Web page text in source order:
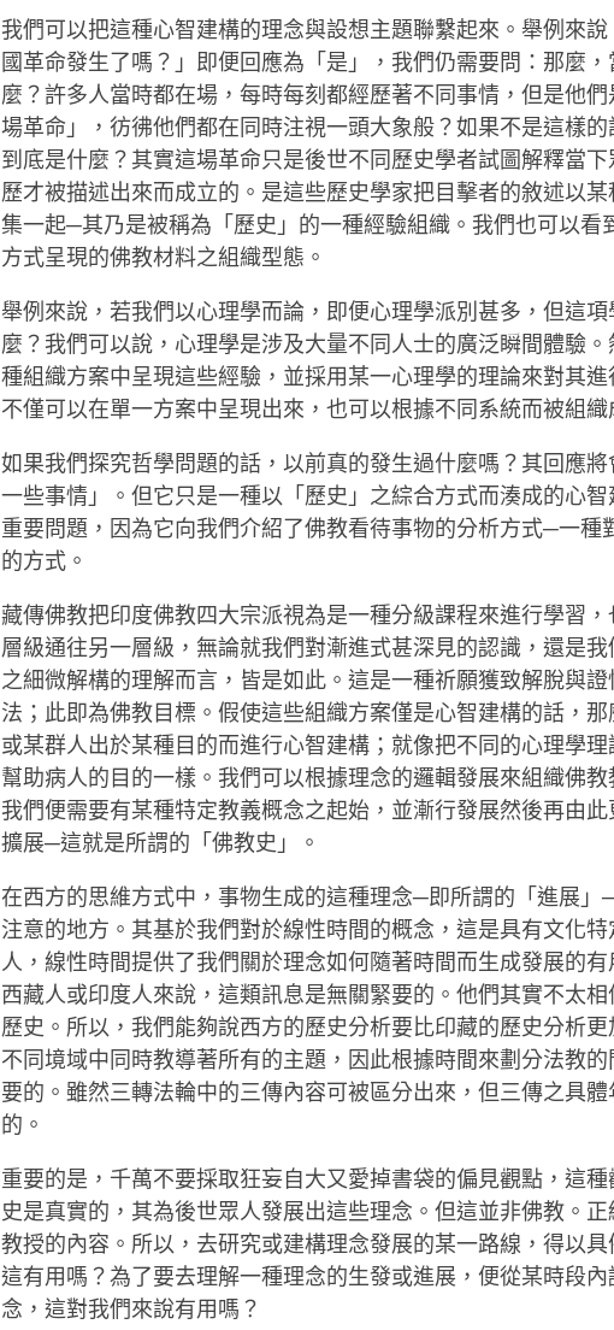
我們可以把這種心智建構的理念與設想主題聯繫起來。舉例來
國革命發生了嗎？」即便回應為「是」，我們仍需要問：那麼
麼？許多人當時都在場，每時每刻都經歷著不同事情，但是他
場革命」，彷彿他們都在同時注視一頭大象般？如果不是這樣
到底是什麼？其實這場革命只是後世不同歷史學者試圖解釋當
歷才被描述出來而成立的。是這些歷史學家把目擊者的敘述以
集一起─其乃是被稱為「歷史」的一種經驗組織。我們也可以看
方式呈現的佛教材料之組織型態。
舉例來說，若我們以心理學而論，即便心理學派別甚多，但這
麼？我們可以說，心理學是涉及大量不同人士的廣泛瞬間體驗
種組織方案中呈現這些經驗，並採用某一心理學的理論來對其
不僅可以在單一方案中呈現出來，也可以根據不同系統而被組織
如果我們探究哲學問題的話，以前真的發生過什麼嗎？其回應
一些事情」。但它只是一種以「歷史」之綜合方式而湊成的心
重要問題，因為它向我們介紹了佛教看待事物的分析方式─一種
的方式。
藏傳佛教把印度佛教四大宗派視為是一種分級課程來進行學習
層級通往另一層級，無論就我們對漸進式甚深見的認識，還是
之細微解構的理解而言，皆是如此。這是一種祈願獲致解脫與
法；此即為佛教目標。假使這些組織方案僅是心智建構的話，
或某群人出於某種目的而進行心智建構；就像把不同的心理學
幫助病人的目的一樣。我們可以根據理念的邏輯發展來組織佛
我們便需要有某種特定教義概念之起始，並漸行發展然後再由
擴展─這就是所謂的「佛教史」。
在西方的思維方式中，事物生成的這種理念─即所謂的「進展」
注意的地方。其基於我們對於線性時間的概念，這是具有文化
人，線性時間提供了我們關於理念如何隨著時間而生成發展的
西藏人或印度人來說，這類訊息是無關緊要的。他們其實不太
歷史。所以，我們能夠說西方的歷史分析要比印藏的歷史分析
不同境域中同時教導著所有的主題，因此根據時間來劃分法教
要的。雖然三轉法輪中的三傳內容可被區分出來，但三傳之具
的。
重要的是，千萬不要採取狂妄自大又愛掉書袋的偏見觀點，這
史是真實的，其為後世眾人發展出這些理念。但這並非佛教。
教授的內容。所以，去研究或建構理念發展的某一路線，得以具
這有用嗎？為了要去理解一種理念的生發或進展，便從某時段
念，這對我們來說有用嗎？